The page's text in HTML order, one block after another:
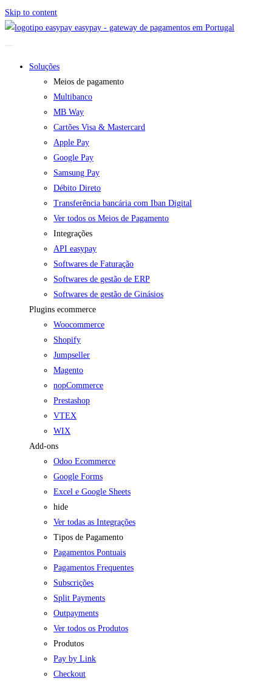
Skip to content
easypay - gateway de pagamentos em Portugal
Soluções
Meios de pagamento
Multibanco
MB Way
Cartões Visa & Mastercard
Apple Pay
Google Pay
Samsung Pay
Débito Direto
Transferência bancária com Iban Digital
Ver todos os Meios de Pagamento
Integrações
API easypay
Softwares de Faturação
Softwares de gestão de ERP
Softwares de gestão de Ginásios
Plugins ecommerce
Woocommerce
Shopify
Jumpseller
Magento
nopCommerce
Prestashop
VTEX
WIX
Add-ons
Odoo Ecommerce
Google Forms
Excel e Google Sheets
hide
Ver todas as Integrações
Tipos de Pagamento
Pagamentos Pontuais
Pagamentos Frequentes
Subscrições
Split Payments
Outpayments
Ver todos os Produtos
Produtos
Pay by Link
Checkout